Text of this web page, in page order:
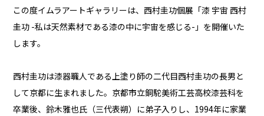
この度イムラアートギャラリーは、西村圭功個展「漆 宇宙 西村
圭功 -私は天然素材である漆の中に宇宙を感じる-」を開催いた
します。
西村圭功は漆器職人である上塗り師の二代目西村圭功の長男と
して京都に生まれました。京都市立銅駝美術工芸高校漆芸科を
卒業後、鈴木雅也氏（三代表朔）に弟子入りし、1994年に家業